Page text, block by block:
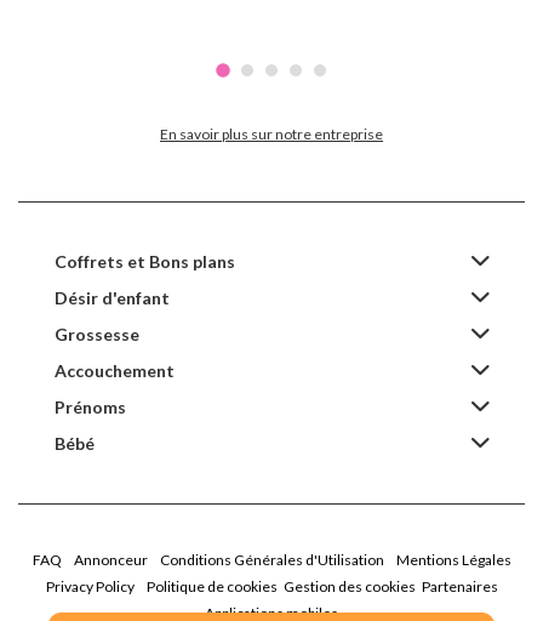
En savoir plus sur notre entreprise
Coffrets et Bons plans
Désir d'enfant
Grossesse
Accouchement
Prénoms
Bébé
FAQ Annonceur Conditions Générales d'Utilisation
Mentions Légales
Privacy Policy
Politique de cookies Gestion des cookies Partenaires
Applications mobiles